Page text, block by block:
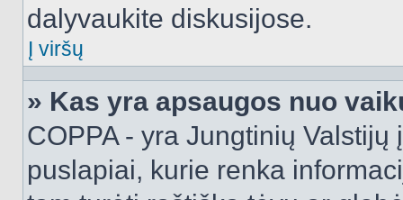
dalyvaukite diskusijose.
Į viršų
» Kas yra apsaugos nuo
COPPA - yra Jungtinių
puslapiai, kurie renka